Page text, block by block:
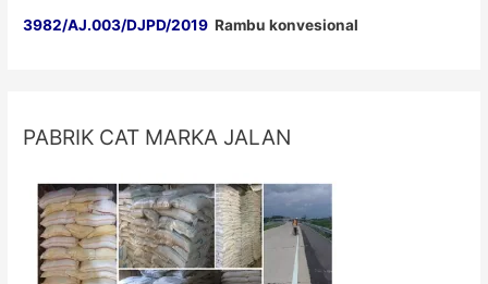
3982/AJ.003/DJPD/2019 Rambu konvesional
PABRIK CAT MARKA JALAN